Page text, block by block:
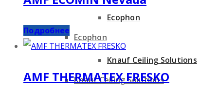
Ecophon
Knauf Ceiling Solutions
Ecophon
Knauf Ceiling Solutions
Подробнее
AMF THERMATEX FRESKO